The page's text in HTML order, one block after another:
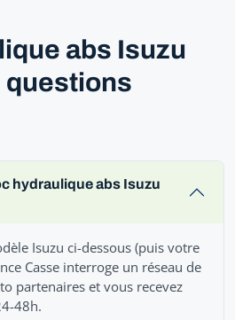
abs Isuzu
questions
hydraulique abs Isuzu
Isuzu ci-dessous (puis votre
Casse interroge un réseau de
partenaires et vous recevez
48h.